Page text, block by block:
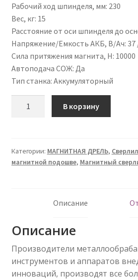
Рабочий ход шпинделя, мм: 230
Вес, кг: 15
Расстояние от оси шпинделя до
Напряжение/Емкость АКБ, В/Ач: 37
Сила притяжения магнита, Н: 10000
Автоподача СОЖ: Да
Тип станка: Аккумуляторный
В корзину
Категории: МАГНИТНАЯ ДРЕЛЬ,
магнитной подошве, Магнитный
Описание
Описание
Производители
инструментов и аппаратов
инноваций, производят все